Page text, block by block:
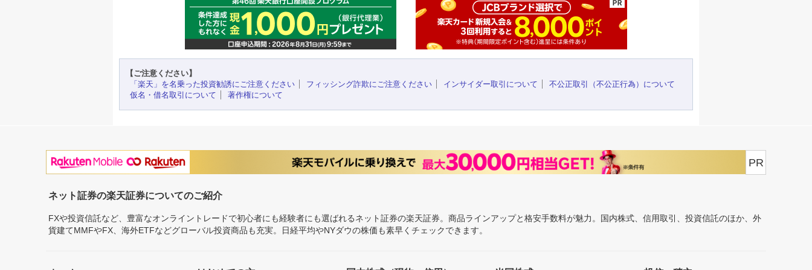
【ご注意ください】
「楽天」を名乗った投資勧誘にご注意ください
フィッシング詐欺にご注意ください インサイダー取引について
不公正取引（不公正行為）について
仮名・借名取引について
著作権について
PR
ネット証券の楽天証券についてのご紹介
FXや投資信託など、豊富なオンライントレードで初心者にも経験者にも選ばれるネット証券の楽天証券。商品ラインアップと格安手数料が魅力。国内株式、信用取引、投資信託のほか、外
貨建てMMFやFX、海外ETFなどグローバル投資商品も充実。日経平均やNYダウの株価も素早くチェックできます。